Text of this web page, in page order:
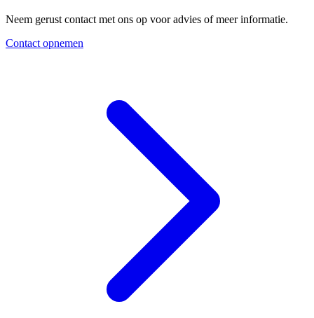
Neem gerust contact met ons op voor advies of meer informatie.
Contact opnemen